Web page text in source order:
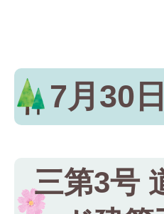
7月30
三第3号